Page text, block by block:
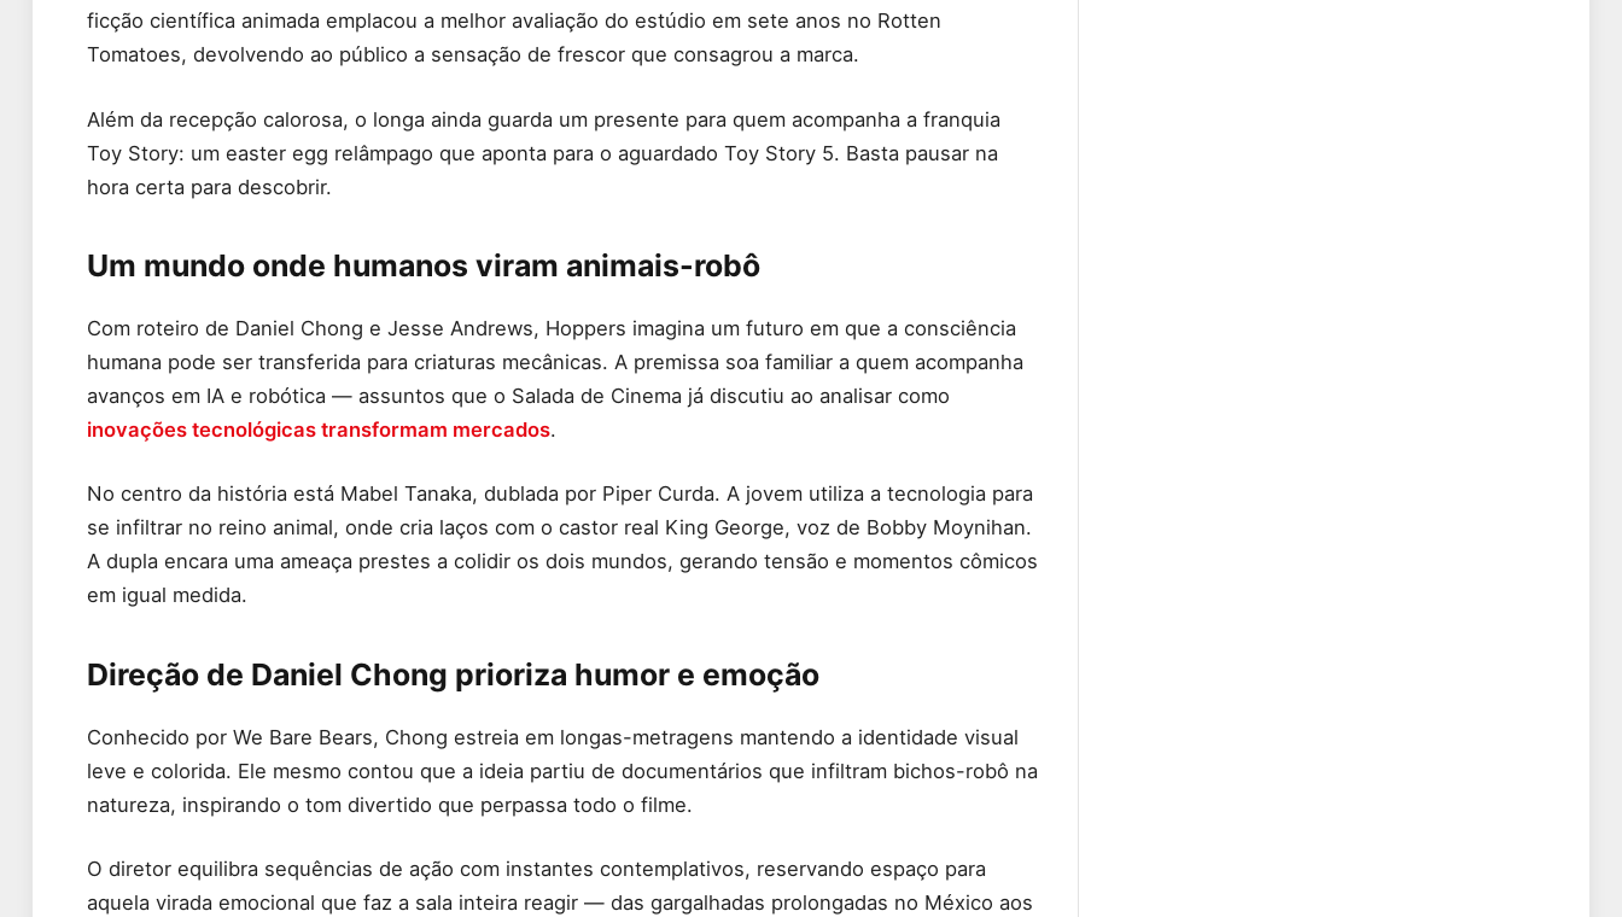
ficção científica animada emplacou a melhor avaliação do estúdio em sete anos no Rotten
Tomatoes, devolvendo ao público a sensação de frescor que consagrou a marca.
Além da recepção calorosa, o longa ainda guarda um presente para quem acompanha a franquia
Toy Story: um easter egg relâmpago que aponta para o aguardado Toy Story 5. Basta pausar na
hora certa para descobrir.
Um mundo onde humanos viram animais-robô
Com roteiro de Daniel Chong e Jesse Andrews, Hoppers imagina um futuro em que a consciência
humana pode ser transferida para criaturas mecânicas. A premissa soa familiar a quem acompanha
avanços em IA e robótica — assuntos que o Salada de Cinema já discutiu ao analisar como
inovações tecnológicas transformam mercados.
No centro da história está Mabel Tanaka, dublada por Piper Curda. A jovem utiliza a tecnologia para
se infiltrar no reino animal, onde cria laços com o castor real King George, voz de Bobby Moynihan.
A dupla encara uma ameaça prestes a colidir os dois mundos, gerando tensão e momentos cômicos
em igual medida.
Direção de Daniel Chong prioriza humor e emoção
Conhecido por We Bare Bears, Chong estreia em longas-metragens mantendo a identidade visual
leve e colorida. Ele mesmo contou que a ideia partiu de documentários que infiltram bichos-robô na
natureza, inspirando o tom divertido que perpassa todo o filme.
O diretor equilibra sequências de ação com instantes contemplativos, reservando espaço para
aquela virada emocional que faz a sala inteira reagir — das gargalhadas prolongadas no México aos